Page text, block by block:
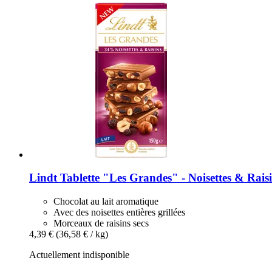
LindtTablette "Les Grandes" -​ Noisettes &
Chocolat au lait aromatique
Avec des noisettes entières grillées
Morceaux de raisins secs
4,39 € (36,58 € / kg)
Actuellement indisponible